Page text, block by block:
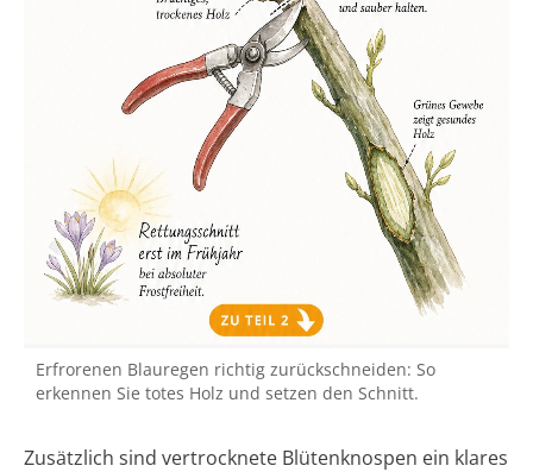
Erfrorenen Blauregen richtig zurückschneiden: So
erkennen Sie totes Holz und setzen den Schnitt.
Zusätzlich sind vertrocknete Blütenknospen ein klares